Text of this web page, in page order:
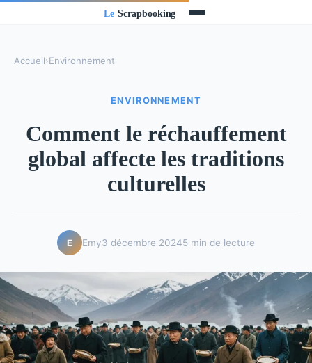
Accueil›Environnement
ENVIRONNEMENT
Comment le réchauffement
global affecte les traditions
culturelles
E Emy3 décembre 20245 min de lecture